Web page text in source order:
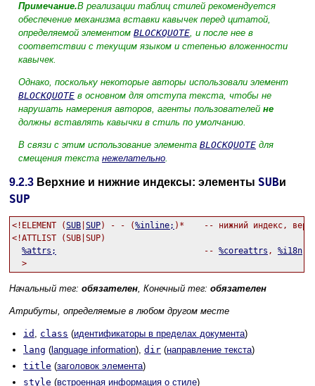
Примечание.В реализации таблиц стилей рекомендуется
обеспечение механизма вставки кавычек перед цитатой,
определяемой элементом BLOCKQUOTE, и после нее в
соответствии с текущим языком и степенью вложенности
кавычек.
Однако, поскольку некоторые авторы использовали элемент
BLOCKQUOTE в основном для отступа текста, чтобы не
нарушать намерения авторов, агенты пользователей не
должны вставлять кавычки в стиль по умолчанию.
В связи с этим использование элемента BLOCKQUOTE для
смещения текста нежелательно.
9.2.3 Верхние и нижние индексы: элементы SUBи
SUP
<!ELEMENT (SUB SUP) - - (%inline; )*    -- нижний индекс,
<!ATTLIST (SUB|SUP)
%attrs;
                              --
%coreattrs , %i18n
Начальный тег: обязателен, Конечный тег: обязателен
Атрибуты, определяемые в любом другом месте
id , class (идентификаторы в пределах документа)
lang ( language information), dir (направление текста)
title (заголовок элемента)
style (встроенная информация о стиле)